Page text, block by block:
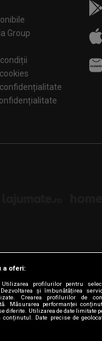
Group
de confidențialitate
a oferi:
profilurilor pentru
și îmbunătățirea
Crearea profilurilor de
Măsurarea performanței
diferite. Utilizarea de date limitate
Date precise de